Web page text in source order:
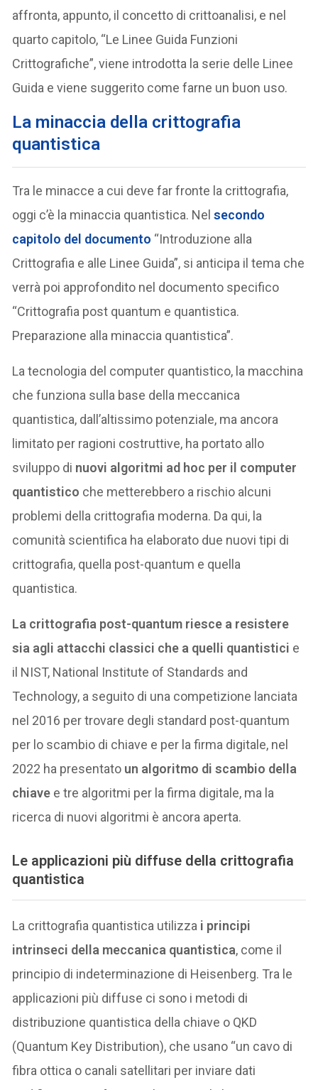
affronta, appunto, il concetto di crittoanalisi, e nel
quarto capitolo, “Le Linee Guida Funzioni
Crittografiche”, viene introdotta la serie delle Linee
Guida e viene suggerito come farne un buon uso.
La minaccia della crittografia
quantistica
Tra le minacce a cui deve far fronte la crittografia,
oggi c’è la minaccia quantistica. Nelsecondo
capitolo del documento “Introduzione alla
Crittografia e alle Linee Guida”, si anticipa il tema che
verrà poi approfondito nel documento specifico
“Crittografia post quantum e quantistica.
Preparazione alla minaccia quantistica”.
La tecnologia del computer quantistico, la macchina
che funziona sulla base della meccanica
quantistica, dall’altissimo potenziale, ma ancora
limitato per ragioni costruttive, ha portato allo
sviluppo di nuovi algoritmi ad hoc per il computer
quantistico che metterebbero a rischio alcuni
problemi della crittografia moderna. Da qui, la
comunità scientifica ha elaborato due nuovi tipi di
crittografia, quella post-quantum e quella
quantistica.
La crittografia post-quantum riesce a resistere
sia agli attacchi classici che a quelli quantistici e
il NIST, National Institute of Standards and
Technology, a seguito di una competizione lanciata
nel 2016 per trovare degli standard post-quantum
per lo scambio di chiave e per la firma digitale, nel
2022 ha presentato un algoritmo di scambio della
chiave e tre algoritmi per la firma digitale, ma la
ricerca di nuovi algoritmi è ancora aperta.
Le applicazioni più diffuse della crittografia
quantistica
La crittografia quantistica utilizza i principi
intrinseci della meccanica quantistica, come il
principio di indeterminazione di Heisenberg. Tra le
applicazioni più diffuse ci sono i metodi di
distribuzione quantistica della chiave o QKD
(Quantum Key Distribution), che usano “un cavo di
fibra ottica o canali satellitari per inviare dati